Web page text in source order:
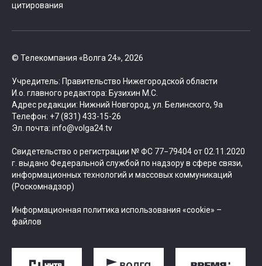
© Телекомпания «Волга 24», 2026
Учредитель: Правительство Нижегородской области
И.о. главного редактора: Бузихин М.С.
Адрес редакции: Нижний Новгород, ул. Белинского, 9а
Телефон: +7 (831) 433-15-26
Эл. почта: info@volga24.tv
Свидетельство о регистрации № ФС 77−79404 от 02.11.2020
г. выдано Федеральной службой по надзору в сфере связи,
информационных технологий и массовых коммуникаций
(Роскомнадзор)
Информационная политика использования «cookie» –
файлов
цитирования